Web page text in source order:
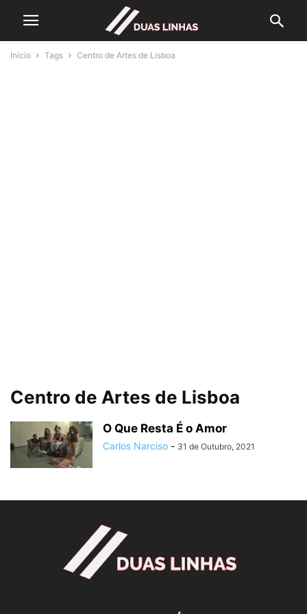
Início Tags Centro de Artes de Lisboa
Centro de Artes de Lisboa
O Que Resta É o Amor
Carlos Narciso - 31 de Outubro, 2021